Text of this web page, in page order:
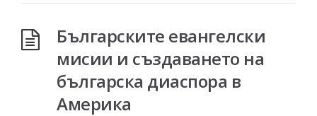
Българските евангелски
мисии и създаването на
българска диаспора в
Америка